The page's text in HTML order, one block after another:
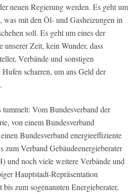
neuen Regierung werden. Es geht um
was mit den Öl- und Gasheizungen in
soll. Es geht um eines der
unserer Zeit, kein Wunder, dass
Verbände und sonstigen
scharren, um ans Geld der
Vom Bundesverband der
von einem Bundesverband
Bundesverband energieeffiziente
Verband Gebäudeenergieberater
und noch viele weitere Verbände und
Hauptstadt-Repräsentation
bis zum sogenannten Energieberater,